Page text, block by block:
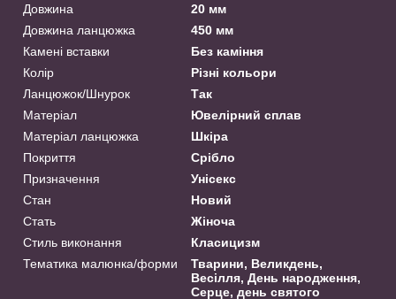
Довжина
20 мм
Довжина ланцюжка
450 мм
Камені вставки
Без каміння
Колір
Різні кольори
Ланцюжок/Шнурок
Так
Матеріал
Ювелірний сплав
Матеріал ланцюжка
Шкіра
Покриття
Срібло
Призначення
Унісекс
Стан
Новий
Стать
Жіноча
Стиль виконання
Класицизм
Тематика малюнка/форми
Тварини, Великдень,
Весілля, День народження,
Серце, день святого